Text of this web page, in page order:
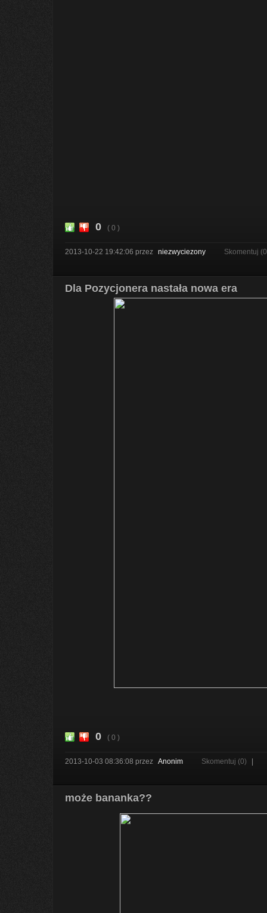
0 ( 0 )
2013-10-22 19:42:06 przez niezwyciezony Skomentuj
Dla Pozycjonera nastała nowa era
0 ( 0 )
2013-10-03 08:36:08 przez Anonim Skomentuj (0)
może bananka??